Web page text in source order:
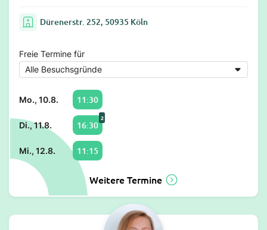
Dürenerstr. 252, 50935 Köln
Freie Termine für
Mo., 10.8. 11:30
Di., 11.8. 16:30
2
Mi., 12.8. 11:15
Weitere Termine